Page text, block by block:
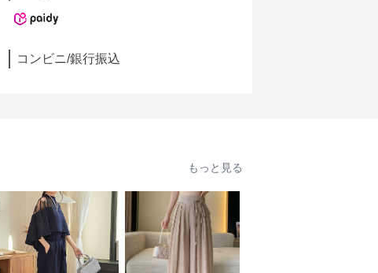
コンビニ/銀行振込
もっと見る